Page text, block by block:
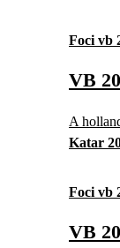
Foci vb
VB
A
Katar
Foci vb
VB